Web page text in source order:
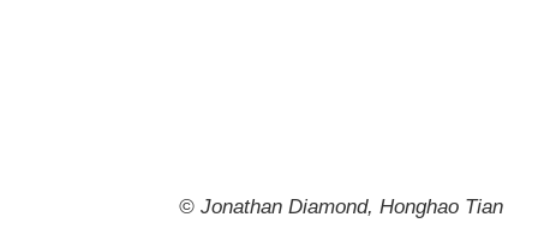
© Jonathan Diamond, Honghao Tian